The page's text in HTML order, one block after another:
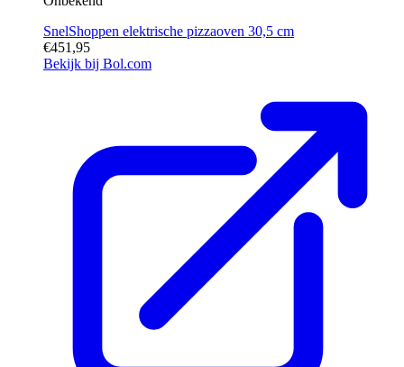
SnelShoppen elektrische pizzaoven 30,5 cm
€451,95
Bekijk bij Bol.com